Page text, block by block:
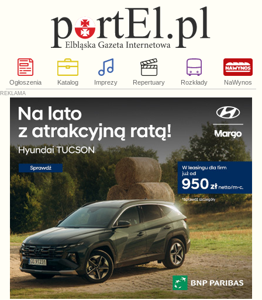
Ogłoszenia Katalog Imprezy Repertuary Rozkłady NaWynos